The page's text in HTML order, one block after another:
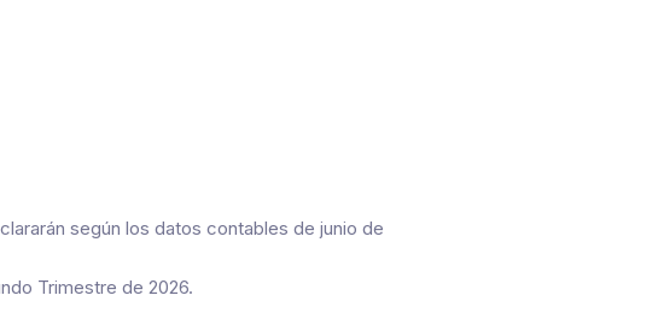
según los datos contables de junio de
Trimestre de 2026.